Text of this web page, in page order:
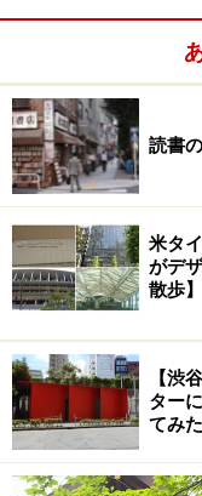
読書
米タ
がデ
散歩】
【渋
ター
てみた